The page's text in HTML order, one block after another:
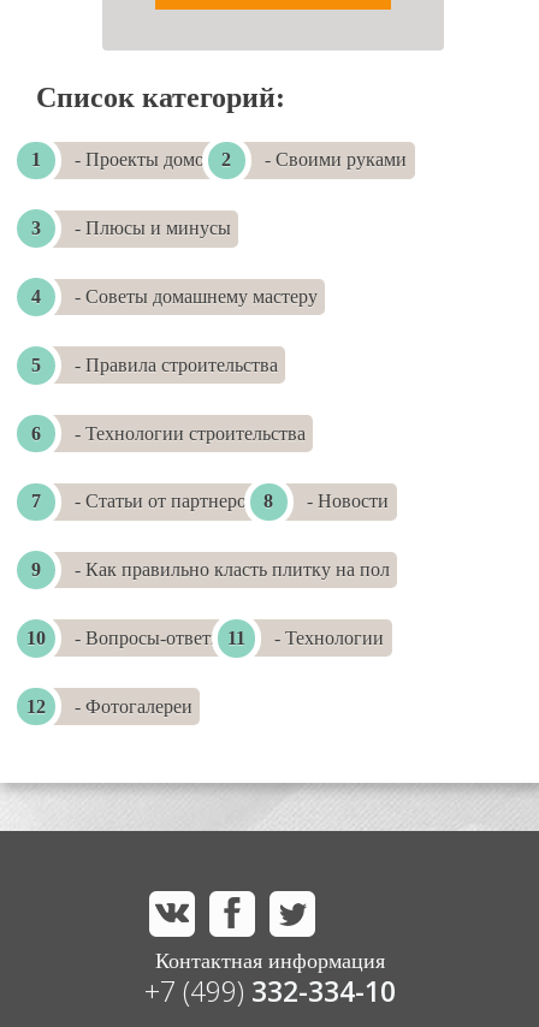
Список категорий:
- Проекты домов - Своими руками
- Плюсы и минусы
- Советы домашнему мастеру
- Правила строительства
- Технологии строительства
- Статьи от партнеров - Новости
- Как правильно класть плитку на пол
- Вопросы-ответы - Технологии
- Фотогалереи
Контактная информация
+7 (499) 332-334-10